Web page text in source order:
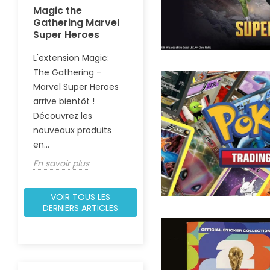
Magic the
Gathering Marvel
Super Heroes
L'extension Magic:
The Gathering –
Marvel Super Heroes
arrive bientôt !
Découvrez les
nouveaux produits
en...
En savoir plus
Guide Pokémon
Comment jouer au
Jeu de Cartes
création de deck et
conseils pour débuter
Guide complet pour...
En savoir plus
VOIR TOUS LES
DERNIERS ARTICLES